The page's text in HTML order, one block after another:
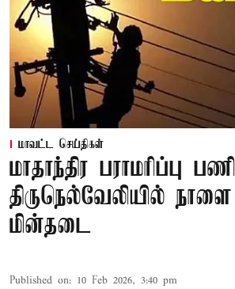
மாவட்ட செய்திகள்
மாதாந்திர பராமரிப்பு
திருநெல்வேலியில்
மின்தடை
Published on: 10 Feb 2026, 3:40 pm